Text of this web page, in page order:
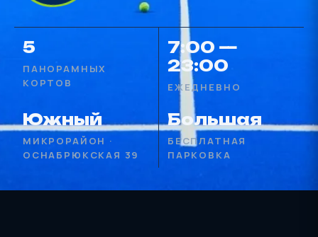
5
ПАНОРАМНЫХ
КОРТОВ
7:00 —
23:00
ЕЖЕДНЕВНО
Южный
МИКРОРАЙОН ·
ОСНАБРЮКСКАЯ 39
Большая
БЕСПЛАТНАЯ
ПАРКОВКА